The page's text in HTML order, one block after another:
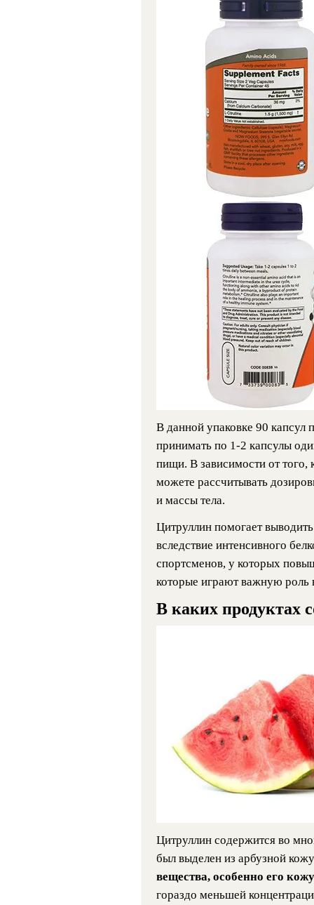
В данной упаковке 90 капсул
принимать по 1-2 капсулы
пищи. В зависимости от того,
можете рассчитывать
и массы тела.
Цитруллин помогает
вследствие интенсивного
спортсменов, у которых
которые играют важную роль
В каких продуктах
Цитруллин содержится во
был выделен из арбузной
вещества, особенно его
гораздо меньшей